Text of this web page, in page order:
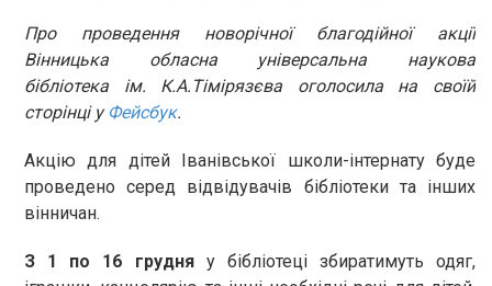
Про проведення новорічної благодійної акції
Вінницька обласна універсальна наукова
бібліотека ім. К.А.Тімірязєва оголосила на своїй
сторінці у Фейсбук.
Акцію для дітей Іванівської школи-інтернату буде
проведено серед відвідувачів бібліотеки та інших
вінничан.
З 1 по 16 грудняу бібліотеці збиратимуть одяг,